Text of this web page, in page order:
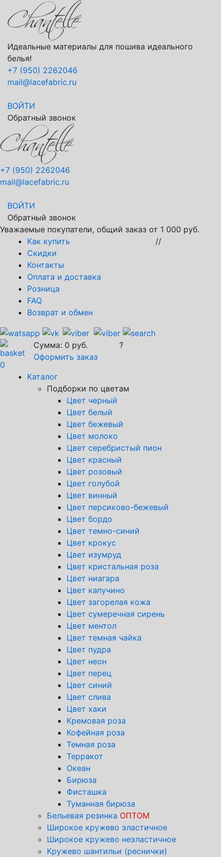
Идеальные материалы для пошива идеального
белья!
+7 (950) 2262046
mail@lacefabric.ru
ВОЙТИ
Обратный звонок
+7 (950) 2262046
mail@lacefabric.ru
ВОЙТИ
Обратный звонок
Уважаемые покупатели, общий заказ от 1 000 руб.
Как купить
Скидки
Контакты
Оплата и доставка
Розница
FAQ
Возврат и обмен
//
0
Сумма: 0 руб.
Оформить заказ
?
Каталог
Подборки по цветам
Цвет черный
Цвет белый
Цвет бежевый
Цвет молоко
Цвет серебристый пион
Цвет красный
Цвет розовый
Цвет голубой
Цвет винный
Цвет персиково-бежевый
Цвет бордо
Цвет темно-синий
Цвет крокус
Цвет изумруд
Цвет кристальная роза
Цвет ниагара
Цвет капучино
Цвет загорелая кожа
Цвет сумеречная сирень
Цвет ментол
Цвет темная чайка
Цвет пудра
Цвет неон
Цвет перец
Цвет синий
Цвет слива
Цвет хаки
Кремовая роза
Кофейная роза
Темная роза
Терракот
Океан
Бирюза
Фисташка
Туманная бирюза
Бельевая резинка ОПТОМ
Широкое кружево эластичное
Широкое кружево неэластичное
Кружево шантильи (реснички)